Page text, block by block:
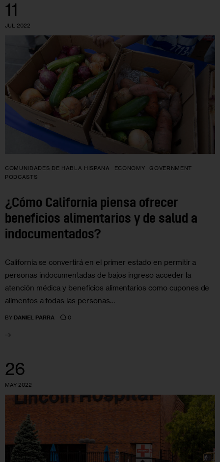
11
JUL 2022
COMUNIDADES DE HABLA HISPANA ECONOMY
GOVERNMENT
PODCASTS
¿Cómo California piensa ofrecer
beneficios alimentarios y de salud a
indocumentados?
California se convertirá en el primer estado en permitir a
personas indocumentadas de bajos ingreso acceder la
atención médica y beneficios alimentarios como cupones de
alimentos a todas las personas…
BY DANIEL PARRA 0
26
MAY 2022